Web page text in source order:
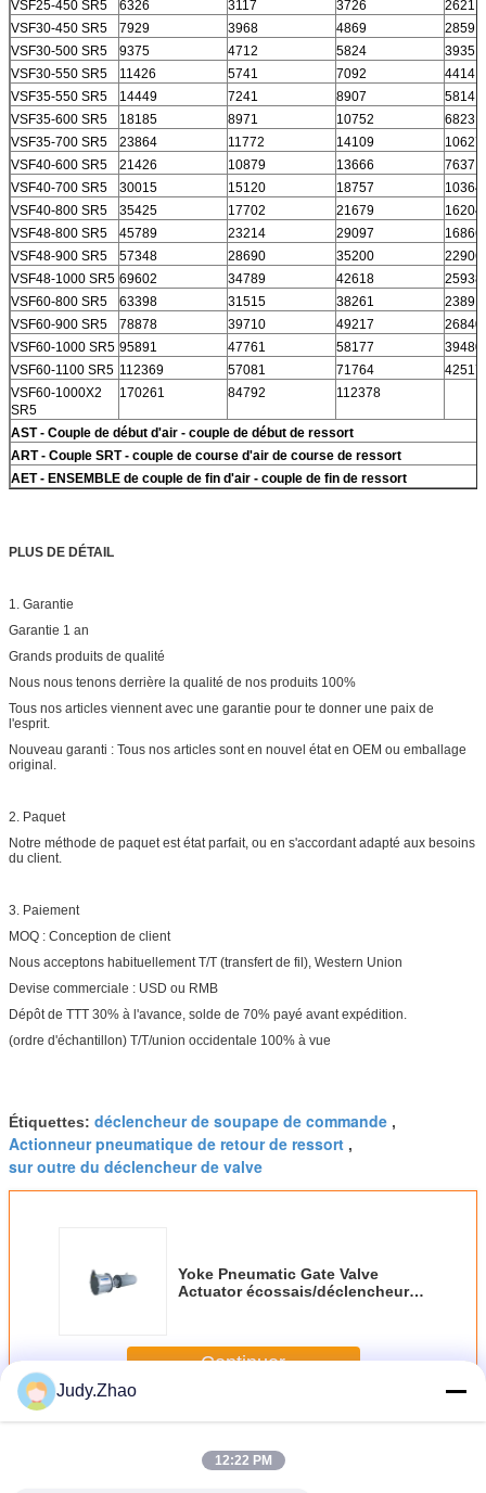
VSF25-450 SR5
6326 3117 3726
2621
VSF30-450 SR5
7929 3968 4869
2859
VSF30-500 SR5
9375 4712 5824
3935
VSF30-550 SR5
11426 5741 7092
4414
VSF35-550 SR5
14449 7241 8907
5814
VSF35-600 SR5
18185 8971 10752
6823
VSF35-700 SR5
23864 11772 14109
10627
VSF40-600 SR5
21426 10879 13666
7637
VSF40-700 SR5
30015 15120 18757
10364
VSF40-800 SR5
35425 17702 21679
16204
VSF48-800 SR5
45789 23214 29097
16866
VSF48-900 SR5
57348 28690 35200
22906
VSF48-1000 SR5 69602 34789 42618
25938
VSF60-800 SR5
63398 31515 38261
23891
VSF60-900 SR5
78878 39710 49217
26840
VSF60-1000 SR5 95891 47761 58177
39480
VSF60-1100 SR5 112369 57081 71764
42517
VSF60-1000X2
SR5
170261 84792 112378
AST - Couple de début d'air - couple de début de ressort
ART - Couple SRT - couple de course d'air de course de ressort
AET - ENSEMBLE de couple de fin d'air - couple de fin de ressort
PLUS DE DÉTAIL
1. Garantie
Garantie 1 an
Grands produits de qualité
Nous nous tenons derrière la qualité de nos produits 100%
Tous nos articles viennent avec une garantie pour te donner une paix de
l'esprit.
Nouveau garanti : Tous nos articles sont en nouvel état en OEM ou emballage
original.
2. Paquet
Notre méthode de paquet est état parfait, ou en s'accordant adapté aux besoins
du client.
3. Paiement
MOQ : Conception de client
Nous acceptons habituellement T/T (transfert de fil), Western Union
Devise commerciale : USD ou RMB
Dépôt de TTT 30% à l'avance, solde de 70% payé avant expédition.
(ordre d'échantillon) T/T/union occidentale 100% à vue
Étiquettes: déclencheur de soupape de commande ,
Actionneur pneumatique de retour de ressort ,
sur outre du déclencheur de valve
Yoke Pneumatic Gate Valve
Actuator écossais/déclencheur
Continuer
PlusScotch joug vérin pneumatique
Judy.Zhao
12:22 PM